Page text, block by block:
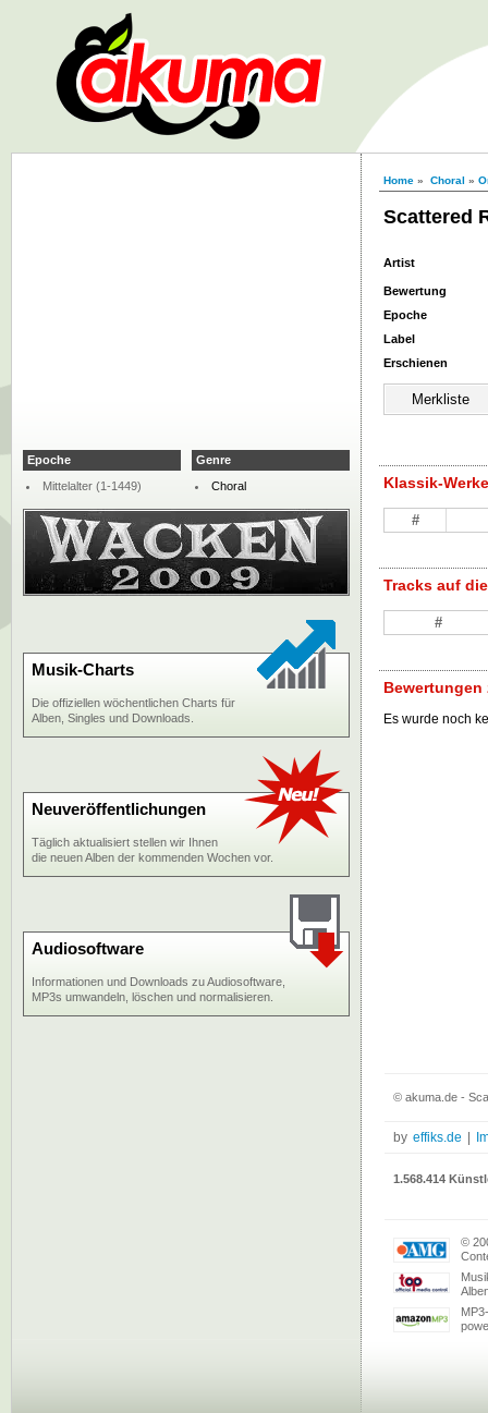
Home » Choral »
Scattered
Artist
Bewertung
Epoche
Label
Erschienen
Klassik-
#
Tracks auf
#
Bewertungen
Es wurde noch
Epoche
Mittelalter (1-1449)
Genre
Choral
Musik-Charts
Die offiziellen wöchentlichen Charts für
Alben, Singles und Downloads.
Neuveröffentlichungen
Täglich aktualisiert stellen wir Ihnen
die neuen Alben der kommenden Wochen vor.
Audiosoftware
Informationen und Downloads zu Audiosoftware,
MP3s umwandeln, löschen und normalisieren.
© akuma.de -
by effiks.de
1.568.414
©